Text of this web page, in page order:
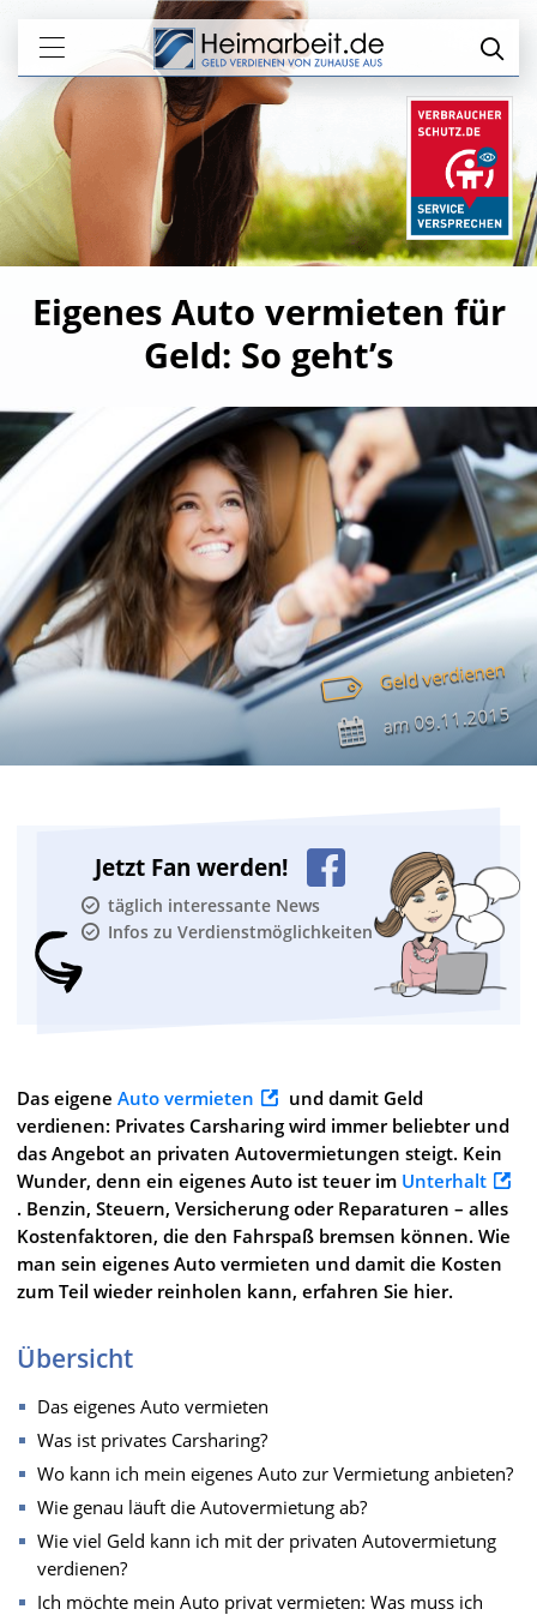
Eigenes Auto vermieten für
Geld: So geht’s
Geld verdienen
am09.11.2015
Jetzt Fan werden!
täglich interessante News
Infos zu Verdienstmöglichkeiten
Das eigene Auto vermieten
und damit Geld
verdienen: Privates Carsharing wird immer beliebter und
das Angebot an privaten Autovermietungen steigt. Kein
Wunder, denn ein eigenes Auto ist teuer im Unterhalt
. Benzin, Steuern, Versicherung oder Reparaturen – alles
Kostenfaktoren, die den Fahrspaß bremsen können. Wie
man sein eigenes Auto vermieten und damit die Kosten
zum Teil wieder reinholen kann, erfahren Sie hier.
Übersicht
Das eigenes Auto vermieten
Was ist privates Carsharing?
Wo kann ich mein eigenes Auto zur Vermietung anbieten?
Wie genau läuft die Autovermietung ab?
Wie viel Geld kann ich mit der privaten Autovermietung
verdienen?
Ich möchte mein Auto privat vermieten: Was muss ich